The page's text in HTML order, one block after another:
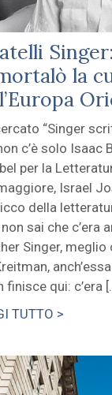
la
“Singer
c’è solo Isaac
per la
Israel
della
sai che c’era
Singer,
finisce qui: c’era
TUTTO >